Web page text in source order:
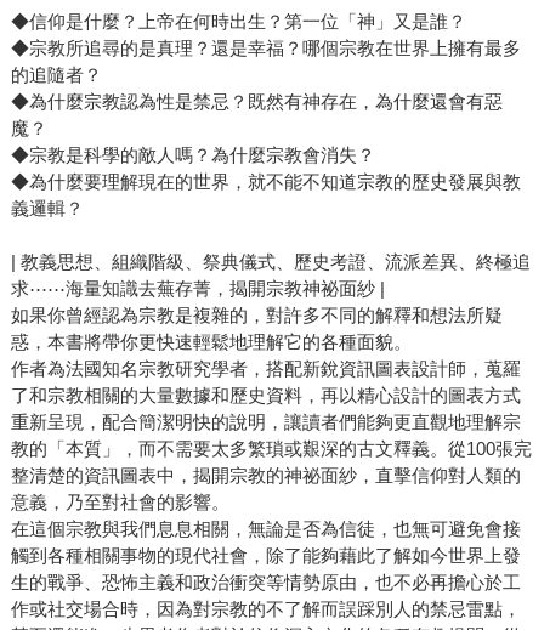
◆信仰是什麼？上帝在何時出生？第一位「神」又是誰？
◆宗教所追尋的是真理？還是幸福？哪個宗教在世界上擁有最多
的追隨者？
◆為什麼宗教認為性是禁忌？既然有神存在，為什麼還會有惡
魔？
◆宗教是科學的敵人嗎？為什麼宗教會消失？
◆為什麼要理解現在的世界，就不能不知道宗教的歷史發展與教
義邏輯？
| 教義思想、組織階級、祭典儀式、歷史考證、流派差異、終極追
求⋯⋯海量知識去蕪存菁，揭開宗教神祕面紗 |
如果你曾經認為宗教是複雜的，對許多不同的解釋和想法所疑
惑，本書將帶你更快速輕鬆地理解它的各種面貌。
作者為法國知名宗教研究學者，搭配新銳資訊圖表設計師，蒐羅
了和宗教相關的大量數據和歷史資料，再以精心設計的圖表方式
重新呈現，配合簡潔明快的說明，讓讀者們能夠更直觀地理解宗
教的「本質」，而不需要太多繁瑣或艱深的古文釋義。從100張完
整清楚的資訊圖表中，揭開宗教的神祕面紗，直擊信仰對人類的
意義，乃至對社會的影響。
在這個宗教與我們息息相關，無論是否為信徒，也無可避免會接
觸到各種相關事物的現代社會，除了能夠藉此了解如今世界上發
生的戰爭、恐怖主義和政治衝突等情勢原由，也不必再擔心於工
作或社交場合時，因為對宗教的不了解而誤踩別人的禁忌雷點，